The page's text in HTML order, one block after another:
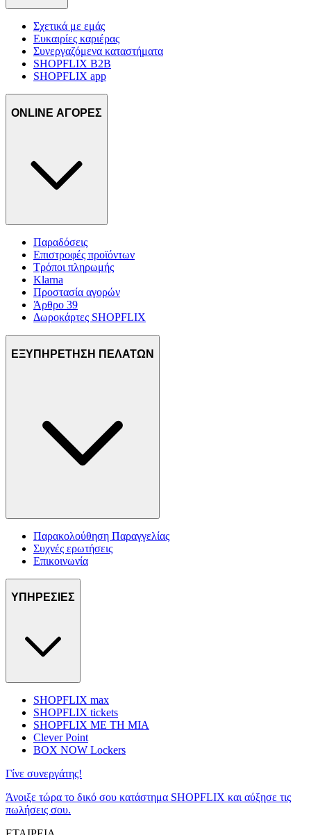
Σχετικά με εμάς
Ευκαιρίες καριέρας
Συνεργαζόμενα καταστήματα
SHOPFLIX B2B
SHOPFLIX app
ONLINE ΑΓΟΡΕΣ
Παραδόσεις
Επιστροφές προϊόντων
Τρόποι πληρωμής
Klarna
Προστασία αγορών
Άρθρο 39
Δωροκάρτες SHOPFLIX
ΕΞΥΠΗΡΕΤΗΣΗ ΠΕΛΑΤΩΝ
Παρακολούθηση Παραγγελίας
Συχνές ερωτήσεις
Επικοινωνία
ΥΠΗΡΕΣΙΕΣ
SHOPFLIX max
SHOPFLIX tickets
SHOPFLIX ΜΕ ΤΗ ΜΙΑ
Clever Point
BOX NOW Lockers
Γίνε συνεργάτης!
Άνοιξε τώρα το δικό σου κατάστημα SHOPFLIX και αύξησε τις
πωλήσεις σου.